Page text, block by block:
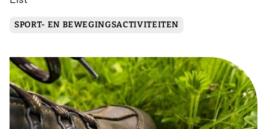
SPORT- EN BEWEGINGSACTIVITEITEN